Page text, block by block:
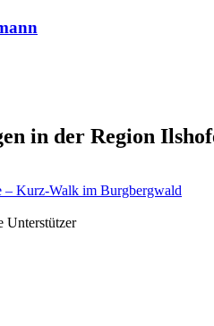
in der Region
– Kurz-Walk im Burgbergwald
Unterstützer